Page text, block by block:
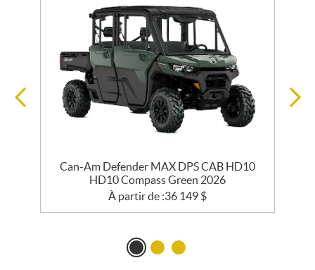
Can-Am Defender MAX DPS CAB HD10
HD10 Compass Green 2026
À partir de :36 149 $